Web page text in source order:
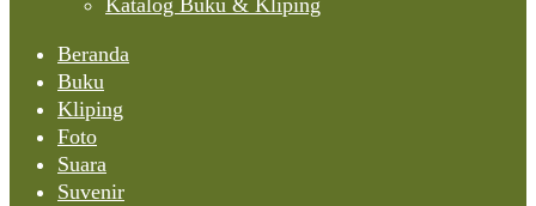
Katalog Buku & Kliping
Beranda
Buku
Kliping
Foto
Suara
Suvenir